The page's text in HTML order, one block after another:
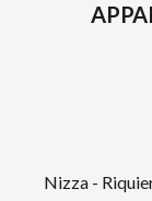
Nizza -